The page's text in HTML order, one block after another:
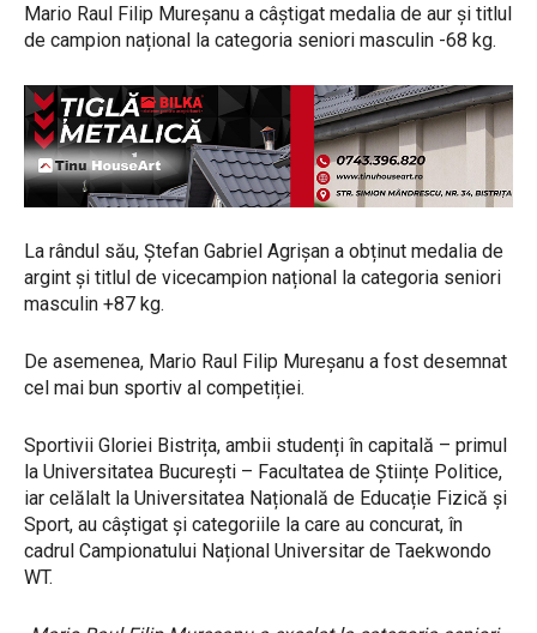
Mario Raul Filip Mureșanu a câștigat medalia de aur și titlul
de campion național la categoria seniori masculin -68 kg.
La rândul său, Ștefan Gabriel Agrișan a obținut medalia de
argint și titlul de vicecampion național la categoria seniori
masculin +87 kg.
De asemenea, Mario Raul Filip Mureșanu a fost desemnat
cel mai bun sportiv al competiției.
Sportivii Gloriei Bistrița, ambii studenți în capitală – primul
la Universitatea București – Facultatea de Științe Politice,
iar celălalt la Universitatea Națională de Educație Fizică și
Sport, au câștigat și categoriile la care au concurat, în
cadrul Campionatului Național Universitar de Taekwondo
WT.